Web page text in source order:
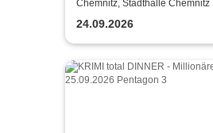
Chemnitz, Stadthalle Chemnitz
24.09.2026